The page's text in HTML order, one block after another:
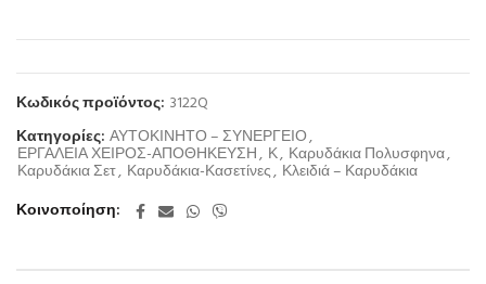
Κωδικός προϊόντος: 3122Q
Κατηγορίες: ΑΥΤΟΚΙΝΗΤΟ – ΣΥΝΕΡΓΕΙΟ,
ΕΡΓΑΛΕΙΑ ΧΕΙΡΟΣ-ΑΠΟΘΗΚΕΥΣΗ, Κ, Καρυδάκια Πολυσφηνα,
Καρυδάκια Σετ, Καρυδάκια-Κασετίνες, Κλειδιά – Καρυδάκια
Κοινοποίηση